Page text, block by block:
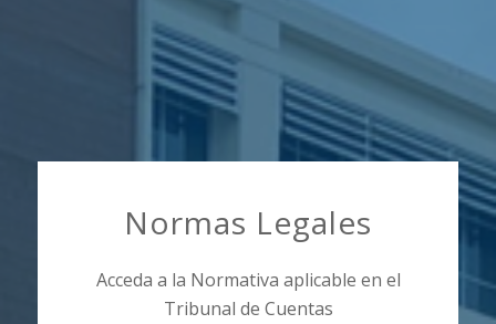
Normas Legales
Acceda a la Normativa aplicable en el
Tribunal de Cuentas